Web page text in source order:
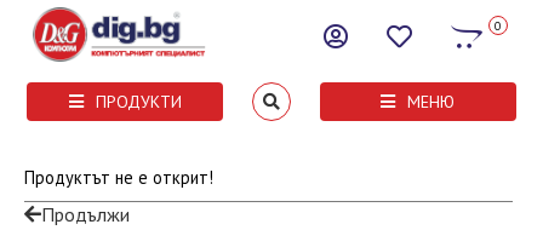
0
ПРОДУКТИ МЕНЮ
Продуктът не е открит!
Продължи